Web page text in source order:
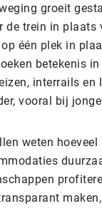
groeit
de trein in plaats
één plek in
betekenis
interrails en
vooral bij
weten hoeveel